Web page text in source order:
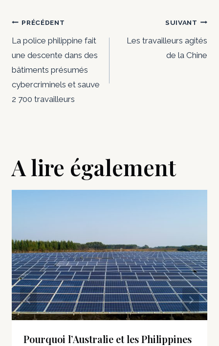
Navigation
de
l’article
PRÉCÉDENT
La police philippine fait
une descente dans des
bâtiments présumés
cybercriminels et sauve
2 700 travailleurs
SUIVANT
Les travailleurs agités
de la Chine
A lire également
Pourquoi l’Australie et les Philippines